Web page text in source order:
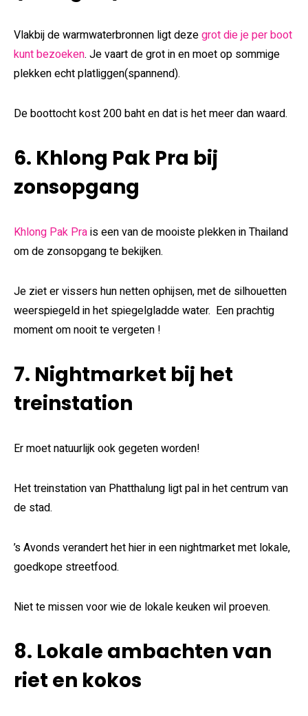
Vlakbij de warmwaterbronnen ligt dezegrot die je per boot
kunt bezoeken. Je vaart de grot in en moet op sommige
plekken echt platliggen(spannend).
De boottocht kost 200 baht en dat is het meer dan waard.
6. Khlong Pak Pra bij
zonsopgang
Khlong Pak Prais een van de mooiste plekken in Thailand
om de zonsopgang te bekijken.
Je ziet er vissers hun netten ophijsen, met de silhouetten
weerspiegeld in het spiegelgladde water. Een prachtig
moment om nooit te vergeten !
7. Nightmarket bij het
treinstation
Er moet natuurlijk ook gegeten worden!
Het treinstation van Phatthalung ligt pal in het centrum van
de stad.
’s Avonds verandert het hier in een nightmarket met lokale,
goedkope streetfood.
Niet te missen voor wie de lokale keuken wil proeven.
8. Lokale ambachten van
riet en kokos